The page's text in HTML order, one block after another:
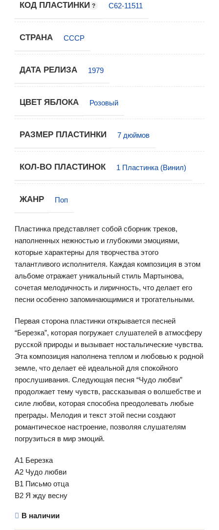
КОД ПЛАСТИНКИ C62-11511
СТРАНА СССР
ДАТА РЕЛИЗА 1979
ЦВЕТ ЯБЛОКА Розовый
РАЗМЕР ПЛАСТИНКИ 7 дюймов
КОЛ-ВО ПЛАСТИНОК 1 Пластинка (Винил)
ЖАНР Поп
Пластинка представляет собой сборник треков,
наполненных нежностью и глубокими эмоциями,
которые характерны для творчества этого
талантливого исполнителя. Каждая композиция в этом
альбоме отражает уникальный стиль Мартынова,
сочетая мелодичность и лиричность, что делает его
песни особенно запоминающимися и трогательными.
Первая сторона пластинки открывается песней
“Березка”, которая погружает слушателей в атмосферу
русской природы и вызывает ностальгические чувства.
Эта композиция наполнена теплом и любовью к родной
земле, что делает её идеальной для спокойного
прослушивания. Следующая песня “Чудо любви”
продолжает тему чувств, рассказывая о волшебстве и
силе любви, которая способна преодолевать любые
преграды. Мелодия и текст этой песни создают
романтическое настроение, позволяя слушателям
погрузиться в мир эмоций.
A1 Березка
A2 Чудо любви
B1 Письмо отца
B2 Я жду весну
В наличии